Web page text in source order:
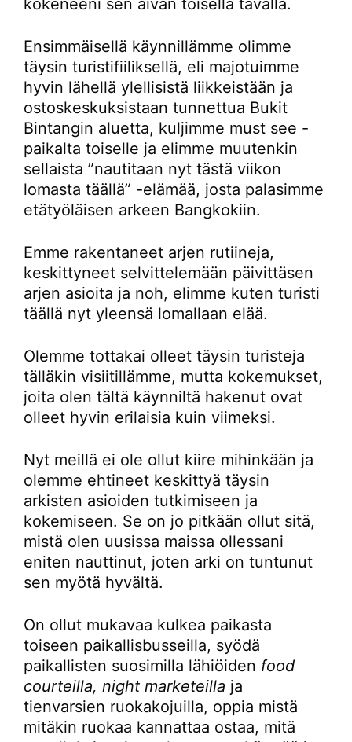
kokeneeni sen aivan toisella tavalla.
Ensimmäisellä käynnillämme olimme
täysin turistifiiliksellä, eli majotuimme
hyvin lähellä ylellisistä liikkeistään ja
ostoskeskuksistaan tunnettua Bukit
Bintangin aluetta, kuljimme must see -
paikalta toiselle ja elimme muutenkin
sellaista ”nautitaan nyt tästä viikon
lomasta täällä” -elämää, josta palasimme
etätyöläisen arkeen Bangkokiin.
Emme rakentaneet arjen rutiineja,
keskittyneet selvittelemään päivittäsen
arjen asioita ja noh, elimme kuten turisti
täällä nyt yleensä lomallaan elää.
Olemme tottakai olleet täysin turisteja
tälläkin visiitillämme, mutta kokemukset,
joita olen tältä käynniltä hakenut ovat
olleet hyvin erilaisia kuin viimeksi.
Nyt meillä ei ole ollut kiire mihinkään ja
olemme ehtineet keskittyä täysin
arkisten asioiden tutkimiseen ja
kokemiseen. Se on jo pitkään ollut sitä,
mistä olen uusissa maissa ollessani
eniten nauttinut, joten arki on tuntunut
sen myötä hyvältä.
On ollut mukavaa kulkea paikasta
toiseen paikallisbusseilla, syödä
paikallisten suosimilla lähiöiden food
courteilla, night marketeilla ja
tienvarsien ruokakojuilla, oppia mistä
mitäkin ruokaa kannattaa ostaa, mitä